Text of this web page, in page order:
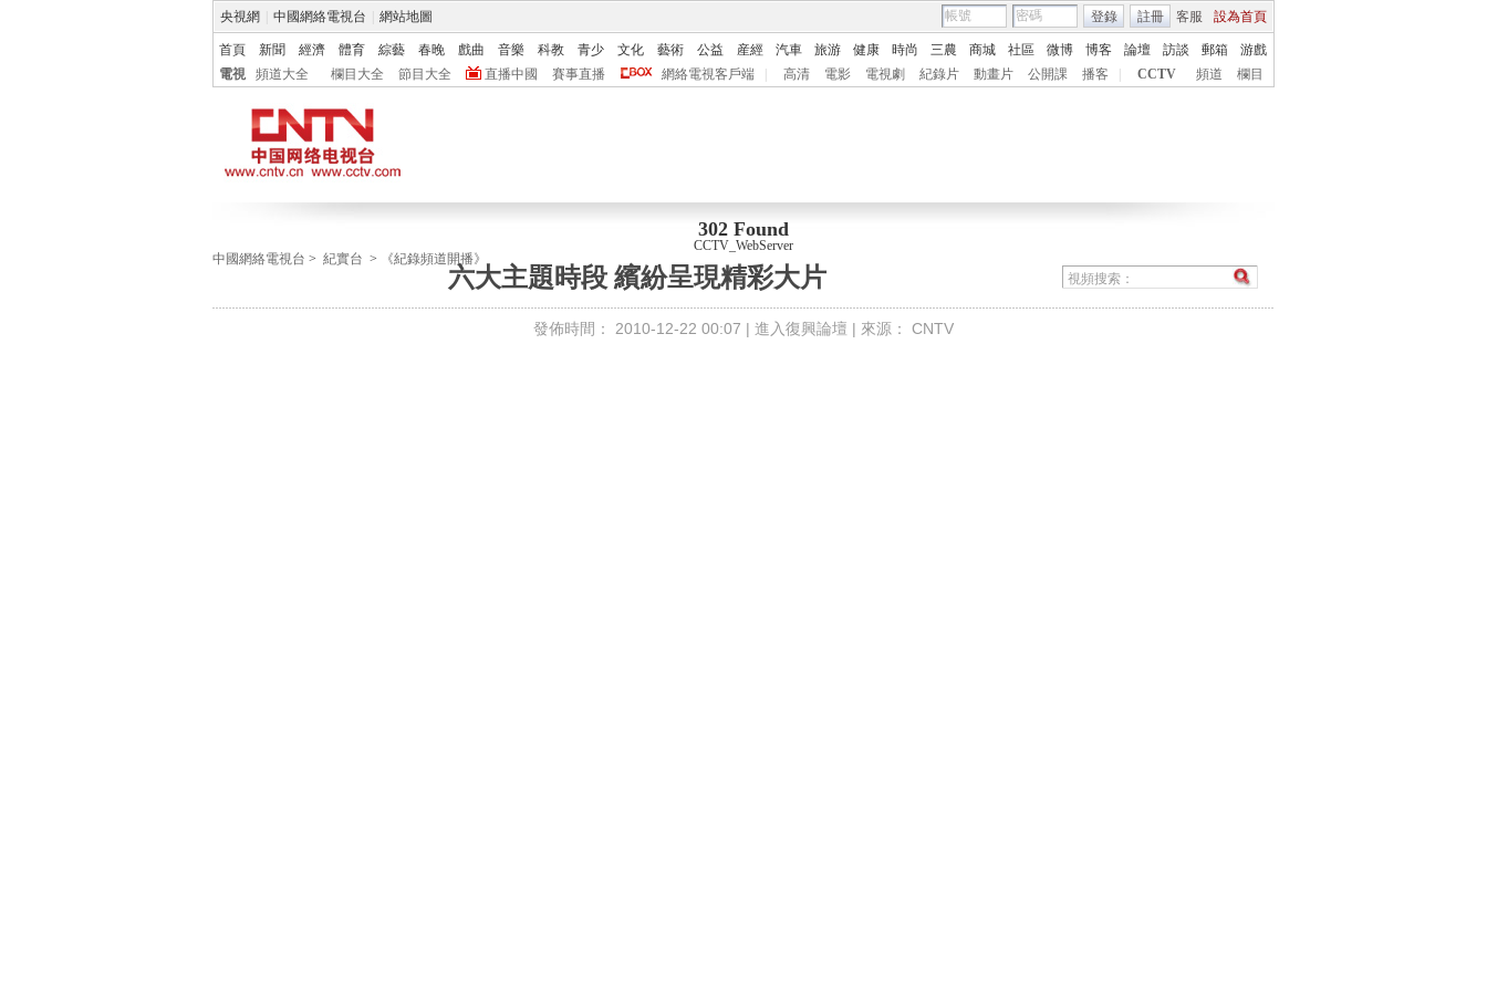
央視網 中國網絡電視台 網站地圖 客服 設為首頁
登錄 註冊
首頁 新聞 經濟 體育 綜藝 春晚 戲曲 音樂 科教 青少 文化 藝術 公益 産經 汽車 旅游 健康 時尚 三農 商城 社區 微博 博客 論壇 訪談 郵箱
游戲
電視
頻道大全 欄目大全 節目大全 直播中國 賽事直播 網絡電視客戶端 高清 電影 電視劇 紀錄片 動畫片 公開課 播客 CCTV 頻道 欄目
302 Found
CCTV_WebServer
中國網絡電視台 > 紀實台 > 《紀錄頻道開播》
六大主題時段 繽紛呈現精彩大片
發佈時間： 2010-12-22 00:07 | 進入復興論壇 | 來源： CNTV